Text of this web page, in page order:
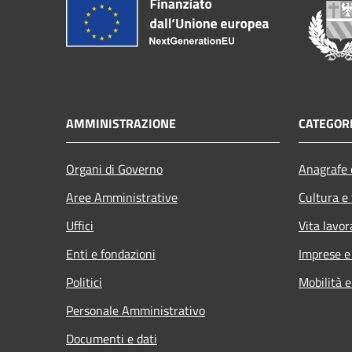
AMMINISTRAZIONE
Organi di Governo
Aree Amministrative
Uffici
Enti e fondazioni
Politici
Personale Amministrativo
Documenti e dati
Cultura
Vita
Imprese
Mobilità